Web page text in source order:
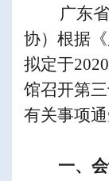
广东
协）根据
拟定于2020
馆召开第
有关事项通
一、